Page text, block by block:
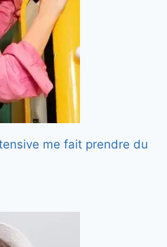
me fait prendre du